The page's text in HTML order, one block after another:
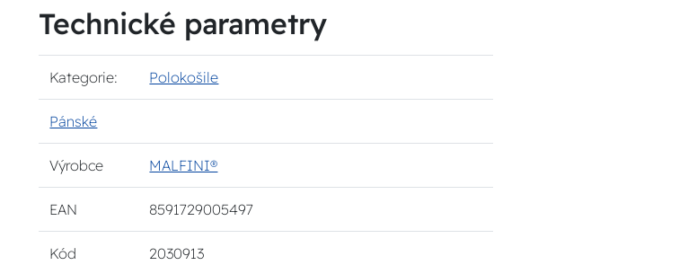
Technické parametry
Kategorie: Polokošile
Pánské
Výrobce MALFINI®
EAN 8591729005497
Kód
2030913